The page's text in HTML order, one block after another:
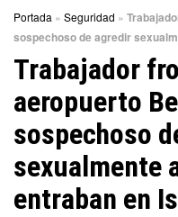
Portada » Seguridad »
sospechoso de agredir
Trabajador
aeropuerto
sospechoso
sexualmente
entraban en